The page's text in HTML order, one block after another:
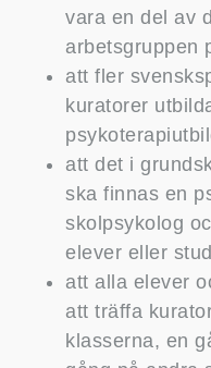
vara en del av
arbetsgruppen
att fler
kuratorer
att det i
ska finnas en
skolpsykolog
elever eller
att alla elever
att träffa
klasserna, en